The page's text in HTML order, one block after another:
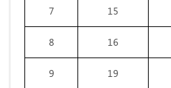
7 15
8 16
9 19